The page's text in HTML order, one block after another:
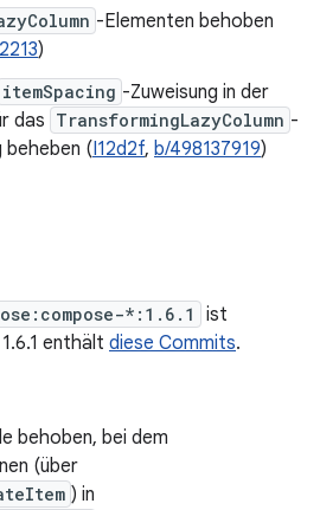
-Elementen behoben
)
itemSpacing -Zuweisung in der
das TransformingLazyColumn -
(I12d2f, b/498137919)
*:1.6.1
ist
enthält diese Commits.
behoben, bei dem
(über
) in